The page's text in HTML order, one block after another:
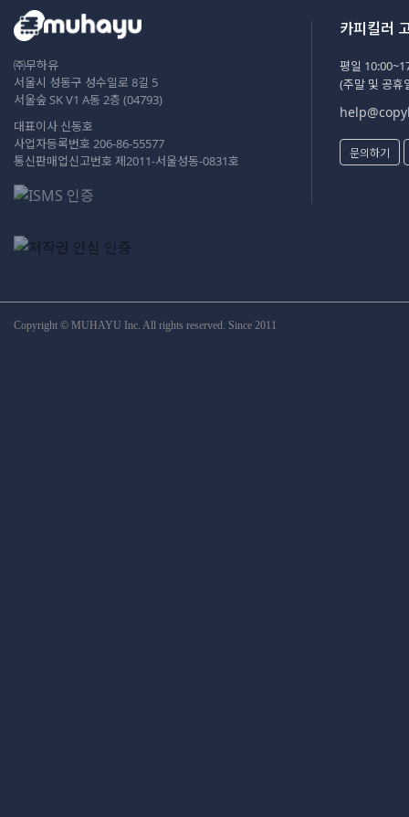
㈜무하유
서울시 성동구 성수일로 8길 5
서울숲 SK V1 A동 2층 (04793)
대표이사 신동호
사업자등록번호 206-86-55577
통신판매업신고번호 제2011-서울성동-0831호
카피킬러
평일
(주말 및 공휴
문의하기
Copyright © MUHAYU Inc. All rights reserved. Since 2011